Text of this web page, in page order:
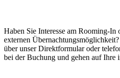
Haben Sie Interesse am Rooming-In
externen
über unser Direktformular oder
bei der Buchung und gehen auf Ihre